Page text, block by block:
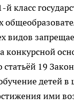
класс
видов
конкурсной
статьёй 19
детей в
ими